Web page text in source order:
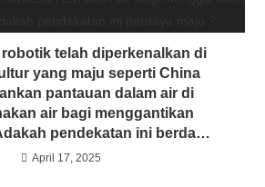
telah diperkenalkan di
yang maju seperti China
pantauan dalam air di
air bagi menggantikan
pendekatan ini berdaya
maju ?
April 17, 2025